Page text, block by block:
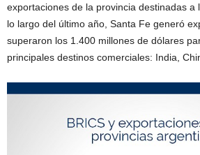
exportaciones de la provincia destinadas a
lo largo del último año, Santa Fe generó
superaron los 1.400 millones de dólares
principales destinos comerciales: India,